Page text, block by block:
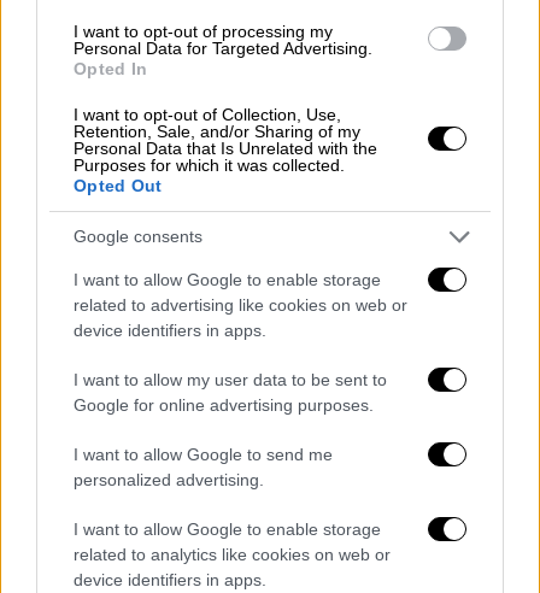
I want to opt-out of processing my
Personal Data for Targeted Advertising.
Opted In
I want to opt-out of Collection, Use,
Retention, Sale, and/or Sharing of my
Personal Data that Is Unrelated with the
Purposes for which it was collected.
Opted Out
Google consents
I want to allow Google to enable storage
related to advertising like cookies on web or
device identifiers in apps.
I want to allow my user data to be sent to
Google for online advertising purposes.
I want to allow Google to send me
personalized advertising.
I want to allow Google to enable storage
related to analytics like cookies on web or
device identifiers in apps.
Απόψεις|05.11.2024 17:42
Oι αμερικάνικες εκλογές θα επηρεάσουν
«Το εξής παράδοξο λοιπόν, είναι ότι οι
αμερικάνικες εκλογές αφορούν
Αφρικής, της Παλαιστίνης ή της Βραζιλίας,
παρά τους ίδιους τους Αμερικάνους»
POPULAR VIDEOS